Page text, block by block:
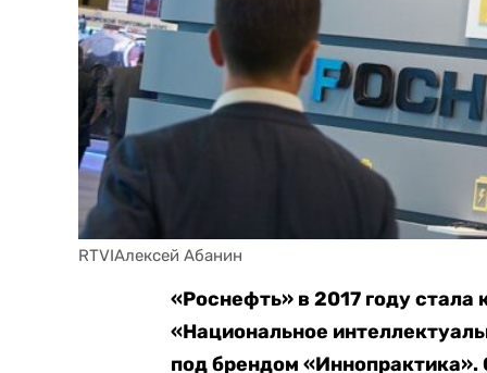
RTVIАлексей Абанин
«Роснефть» в 2017 году
«Национальное
под брендом «Иннопрактика».